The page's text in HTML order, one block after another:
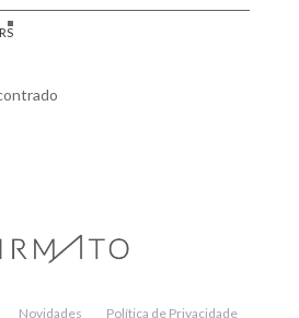
Novidades
Política de Privacidade